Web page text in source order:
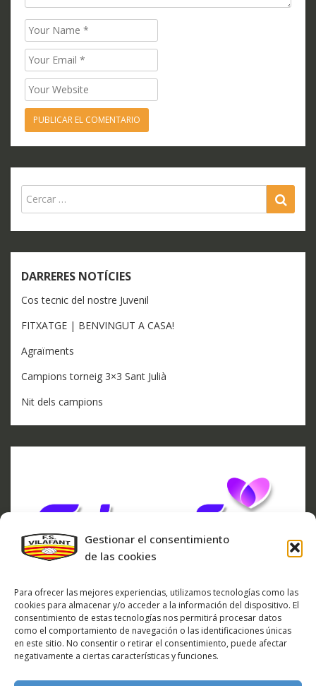
Gestionar el consentimiento
de las cookies
Para ofrecer las mejores experiencias, utilizamos tecnologías como las
cookies para almacenar y/o acceder a la información del dispositivo. El
consentimiento de estas tecnologías nos permitirá procesar datos
como el comportamiento de navegación o las identificaciones únicas
en este sitio. No consentir o retirar el consentimiento, puede afectar
negativamente a ciertas características y funciones.
Name
Email
Website
DARRERES NOTÍCIES
Cos tecnic del nostre Juvenil
FITXATGE | BENVINGUT A CASA!
Agraïments
Campions torneig 3×3 Sant Julià
Nit dels campions
ARXIU DE NOTÍCIES